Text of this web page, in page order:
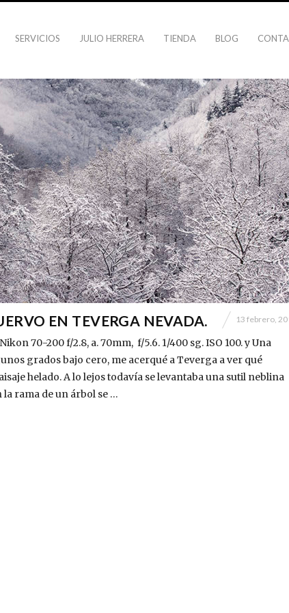
SERVICIOS JULIO HERRERA TIENDA BLOG
EN TEVERGA NEVADA. 13 febrero,
70-200 f/2.8, a. 70mm, f/5.6. 1/400 sg. ISO 100. y Una
grados bajo cero, me acerqué a Teverga a ver qué
helado. A lo lejos todavía se levantaba una sutil neblina
la rama de un árbol se …